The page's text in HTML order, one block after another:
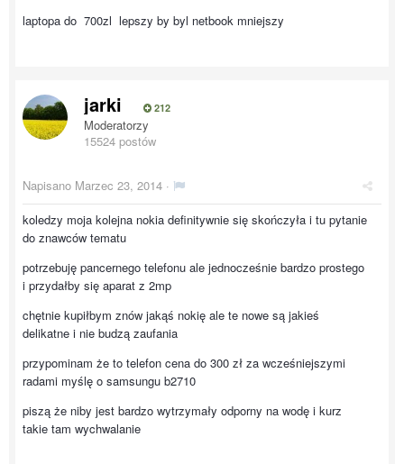
laptopa do 700zl lepszy by byl netbook mniejszy
jarki 212
Moderatorzy
15524 postów
Napisano Marzec 23, 2014 ·
koledzy moja kolejna nokia definitywnie się skończyła i tu pytanie
do znawców tematu
potrzebuję pancernego telefonu ale jednocześnie bardzo prostego
i przydałby się aparat z 2mp
chętnie kupiłbym znów jakąś nokię ale te nowe są jakieś
delikatne i nie budzą zaufania
przypominam że to telefon cena do 300 zł za wcześniejszymi
radami myślę o samsungu b2710
piszą że niby jest bardzo wytrzymały odporny na wodę i kurz
takie tam wychwalanie